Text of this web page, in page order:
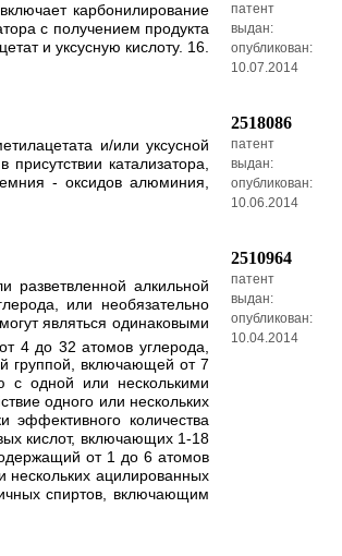
карбонилирование
с получением продукта
и уксусную кислоту. 16.
патент
выдан:
опубликован:
10.07.2014
и/или уксусной
катализатора,
- оксидов алюминия,
2518086
патент
выдан:
опубликован:
10.06.2014
разветвленной алкильной
или необязательно
являться одинаковыми
4 до 32 атомов углерода,
группой, включающей от 7
с одной или несколькими
одного или нескольких
эффективного количества
кислот, включающих 1-18
от 1 до 6 атомов
ацилированных
спиртов, включающим
2510964
патент
выдан:
опубликован:
10.04.2014